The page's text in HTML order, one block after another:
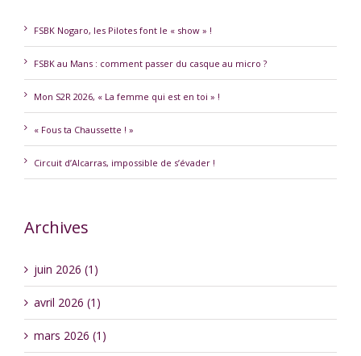
FSBK Nogaro, les Pilotes font le « show » !
FSBK au Mans : comment passer du casque au micro ?
Mon S2R 2026, « La femme qui est en toi » !
« Fous ta Chaussette ! »
Circuit d’Alcarras, impossible de s’évader !
Archives
juin 2026 (1)
avril 2026 (1)
mars 2026 (1)